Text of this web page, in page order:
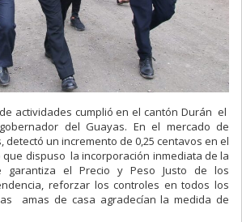
actividades cumplió en el cantón Durán el
del Guayas. En el mercado de
detectó un incremento de 0,25 centavos en el
que dispuso la incorporación inmediata de la
garantiza el Precio y Peso Justo de los
reforzar los controles en todos los
amas de casa agradecían la medida de